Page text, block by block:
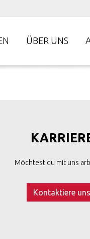
Möchtest du mit uns
Kontaktiere uns
ÜBER UNS